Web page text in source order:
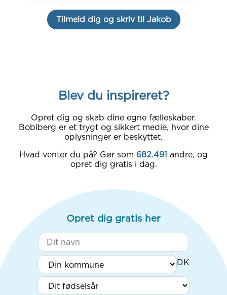
Tilmeld dig og skriv til Jakob
Blev du inspireret?
Opret dig og skab dine egne fælleskaber.
Boblberg er et trygt og sikkert medie, hvor dine
oplysninger er beskyttet.
Hvad venter du på? Gør som 682.491 andre, og
opret dig gratis i dag.
Opret dig gratis her